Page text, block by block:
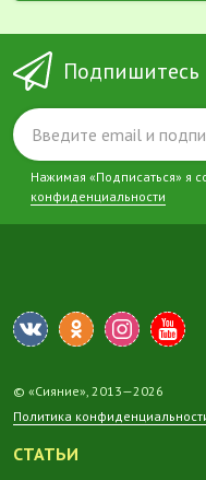
Подпишитесь
Нажимая «Подписаться» я
конфиденциальности
© «Сияние», 2013—2026
Политика
СТАТЬИ